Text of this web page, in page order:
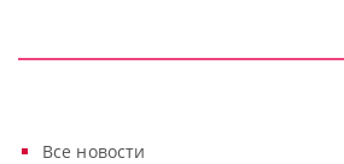
Все новости